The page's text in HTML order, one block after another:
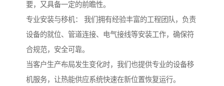
要，又具备一定的前瞻性。
专业安装与移机： 我们拥有经验丰富的工程团队，负责
设备的就位、管道连接、电气接线等安装工作，确保符
合规范，安全可靠。
当客户生产布局发生变化时，我们也提供专业的设备移
机服务，让热能供应系统快速在新位置恢复运行。